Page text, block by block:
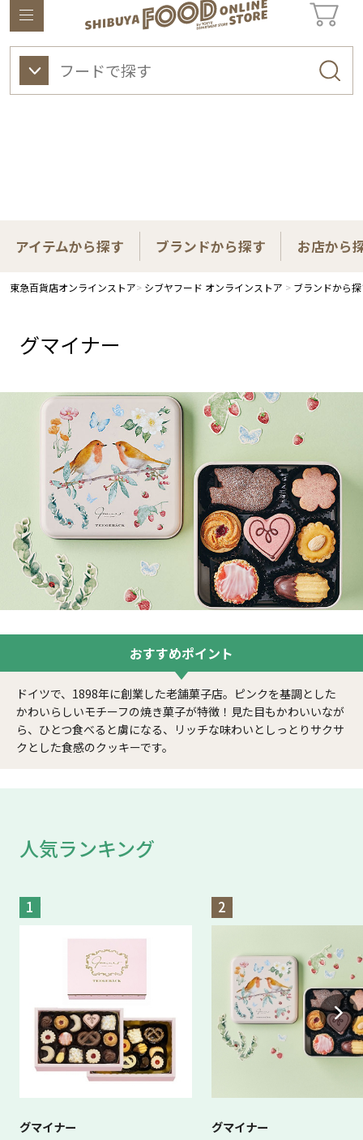
東急百貨店オンラインストアについて
ワイン ビューティー ギフト&ライフスタイル
アイテムから探す ブランドから探す お店から
東急百貨店オンラインストア シブヤフード オンラインストア ブランドから
グマイナー
おすすめポイント
ドイツで、1898年に創業した老舗菓子店。ピンクを基調とした
かわいらしいモチーフの焼き菓子が特徴！見た目もかわいいなが
ら、ひとつ食べると虜になる、リッチな味わいとしっとりサクサ
クとした食感のクッキーです。
人気ランキング
1
グマイナー
2
グマイナー